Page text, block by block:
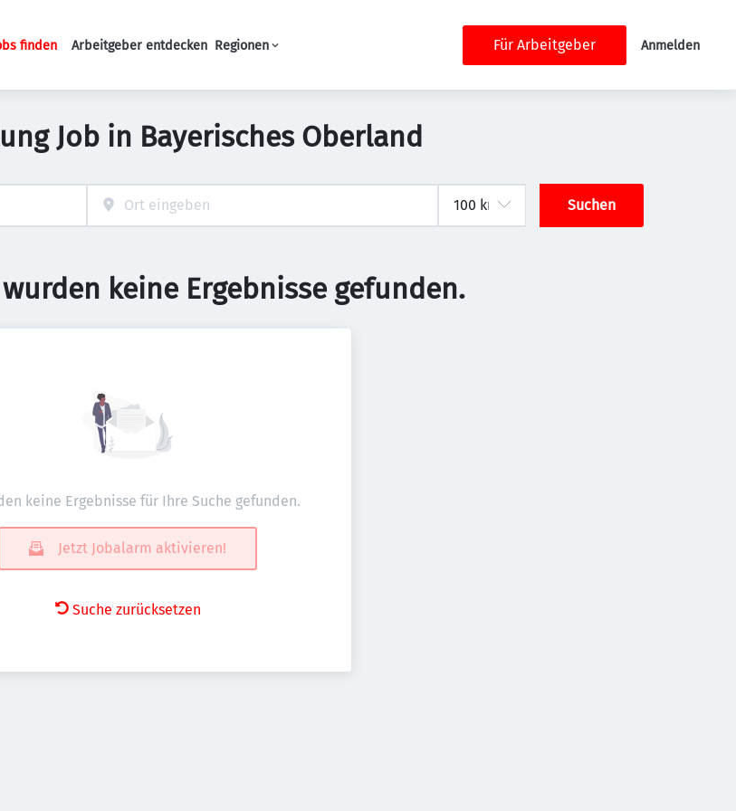
Haupt-Navigation
finden Arbeitgeber entdecken Regionen Für Arbeitgeber Anmelden
Job in Bayerisches Oberland
Suchen
keine Ergebnisse gefunden.
keine Ergebnisse für Ihre Suche gefunden.
Jetzt Jobalarm aktivieren!
Suche zurücksetzen